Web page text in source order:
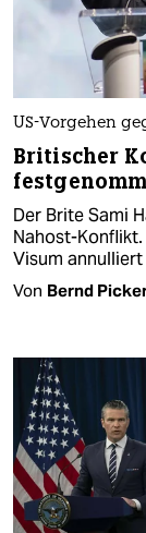
US-Vorgehen
Britischer
Der Brite Sami
Nahost-
Visum
Von Bernd